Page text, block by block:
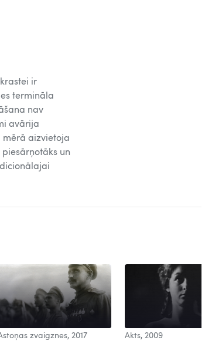
ir
termināla
nav
avārija
mērā aizvietoja
un
zvaigznes, 2017 Akts, 2009